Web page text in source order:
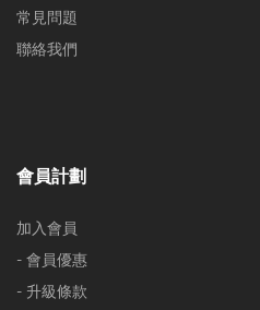
常見問題
聯絡我們
會員計劃
加入會員
- 會員優惠
- 升級條款